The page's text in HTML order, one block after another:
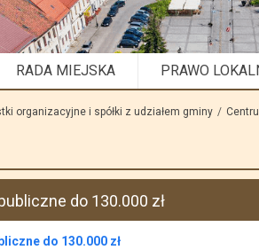
RADA MIEJSKA PRAWO
organizacyjne i spółki z udziałem gminy
do 130.000 zł
do 130.000 zł